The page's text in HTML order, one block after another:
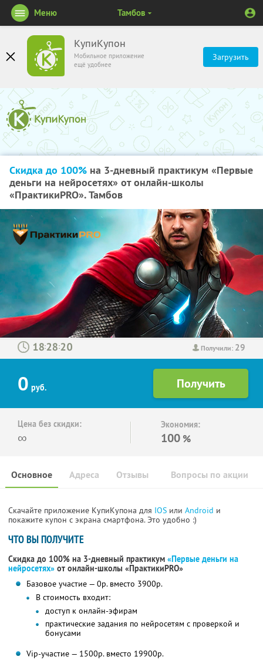
КупиКупон
Мобильное приложение
ещё удобнее
Загрузить
Меню Тамбов
Скидка до 100% на 3-дневный практикум «Первые
деньги на нейросетях» от онлайн-школы
«ПрактикиPRO». Тамбов
Получили: 29
: :
0 руб.
Цена без скидки:
∞
Экономия:
100 %
Основное Отзывы Вопросы по акции
Адреса
Скачайте приложение КупиКупона для IOS или Android и
покажите купон с экрана смартфона. Это удобно :)
ЧТО ВЫ ПОЛУЧИТЕ
Скидка до 100% на 3-дневный практикум «Первые деньги на
нейросетях» от онлайн-школы «ПрактикиPRO»
Базовое участие — 0р. вместо 3900р.
В стоимость входит:
доступ к онлайн-эфирам
практические задания по нейросетям с проверкой и
бонусами
Vip-участие — 1500р. вместо 19900р.